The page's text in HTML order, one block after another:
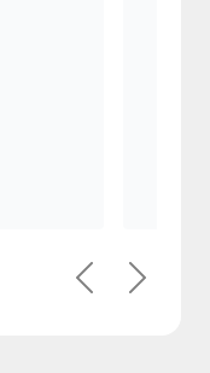
PrécédentSuivant